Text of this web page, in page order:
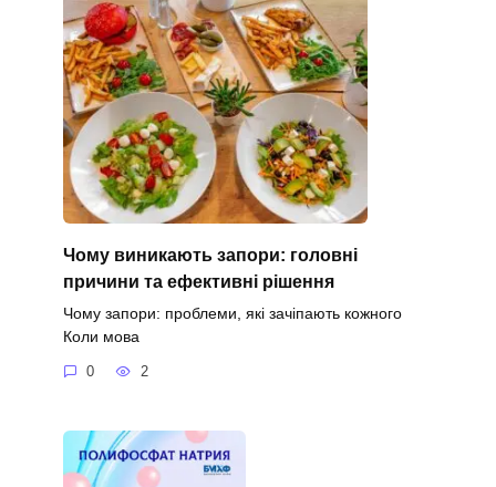
Чому виникають запори: головні
причини та ефективні рішення
Чому запори: проблеми, які зачіпають кожного
Коли мова
0 2